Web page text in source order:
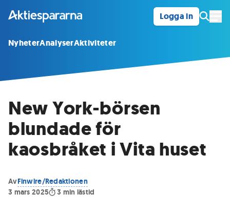
Logga in
NyheterAnalyserAktiviteter
New York-börsen
blundade för
kaosbråket i Vita huset
AvFinwire/Redaktionen
3 mars 2025
3 min lästid